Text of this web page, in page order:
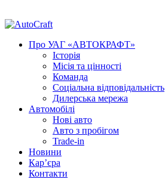
Про УАГ «АВТОКРАФТ»
Історія
Місія та цінності
Команда
Соціальна відповідальність
Дилерська мережа
Автомобілі
Нові авто
Авто з пробігом
Trade-in
Новини
Кар’єра
Контакти